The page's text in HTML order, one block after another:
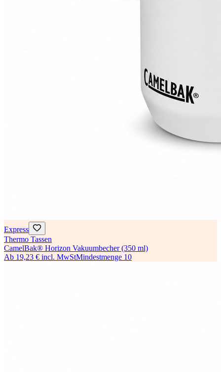
Express
Thermo Tassen
CamelBak® Horizon Vakuumbecher (350 ml)
Ab 19,23 € incl. MwStMindestmenge 10